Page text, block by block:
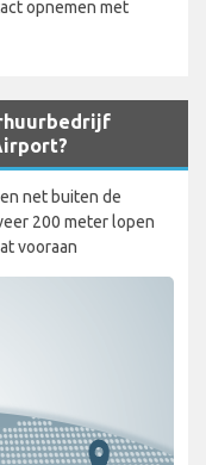
opnemen met
net buiten de
200 meter lopen
vooraan